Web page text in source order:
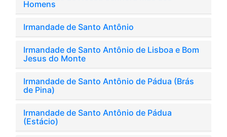
Homens
Irmandade de Santo Antônio
Irmandade de Santo Antônio de Lisboa e Bom
Jesus do Monte
Irmandade de Santo Antônio de Pádua (Brás
de Pina)
Irmandade de Santo Antônio de Pádua
(Estácio)